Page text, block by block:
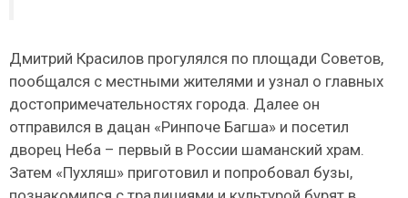
Дмитрий Красилов прогулялся по площади Советов,
пообщался с местными жителями и узнал о главных
достопримечательностях города. Далее он
отправился в дацан «Ринпоче Багша» и посетил
дворец Неба – первый в России шаманский храм.
Затем «Пухляш» приготовил и попробовал бузы,